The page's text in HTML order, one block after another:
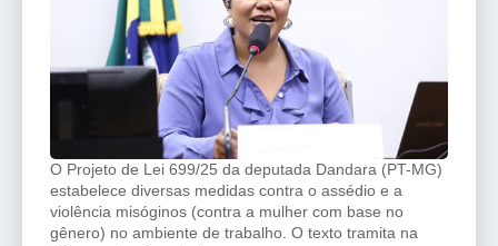
O Projeto de Lei 699/25 da deputada Dandara (PT-MG)
estabelece diversas medidas contra o assédio e a
violência misóginos (contra a mulher com base no
gênero) no ambiente de trabalho. O texto tramita na